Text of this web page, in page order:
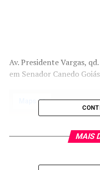
Av. Presidente Vargas,
em Senador Canedo Goiás
MAIS